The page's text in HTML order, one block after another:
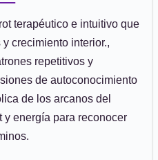
terapéutico e intuitivo que
crecimiento interior.,
repetitivos y
de autoconocimiento
de los arcanos del
y energía para reconocer